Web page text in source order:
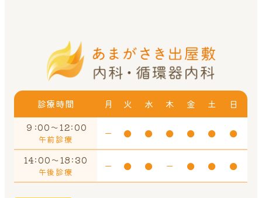
診療時間 月 火 水 木 金 土
日
９:00～12:00
午前診療 ー ● ● ● ● ● ●
14:00～18:30
午後診療 ー ● ● ー ● ● ●